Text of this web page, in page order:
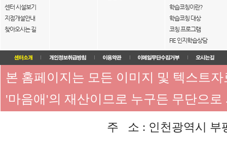
센터 시설보기
지점개설안내
찾아오시는 길
학습코칭이란?
학습코칭 대상
코칭 프로그램
FIE 인지학습상담
본 홈페이지는 모든 이미지 및 텍스트
'마음애'의 재산이므로 누구든 무단으
주 소 : 인천광역시 부